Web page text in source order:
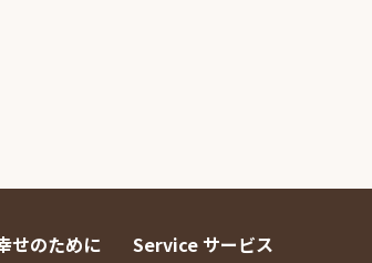
せのために Service サービス